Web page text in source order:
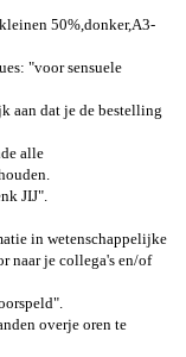
50%,donker,A3-
"voor sensuele
aan dat je de bestelling
alle
JIJ".
in wetenschappelijke
naar je collega's en/of
overje oren te